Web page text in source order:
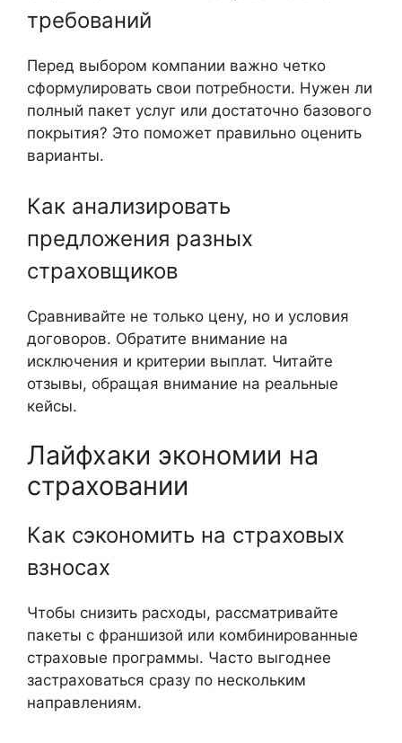
требований
Перед выбором компании важно четко
сформулировать свои потребности. Нужен ли
полный пакет услуг или достаточно базового
покрытия? Это поможет правильно оценить
варианты.
Как анализировать
предложения разных
страховщиков
Сравнивайте не только цену, но и условия
договоров. Обратите внимание на
исключения и критерии выплат. Читайте
отзывы, обращая внимание на реальные
кейсы.
Лайфхаки экономии на
страховании
Как сэкономить на страховых
взносах
Чтобы снизить расходы, рассматривайте
пакеты с франшизой или комбинированные
страховые программы. Часто выгоднее
застраховаться сразу по нескольким
направлениям.